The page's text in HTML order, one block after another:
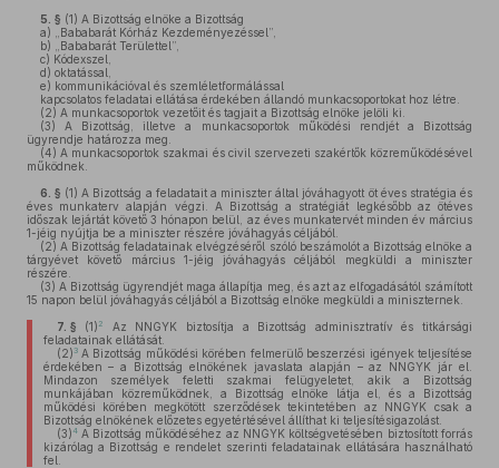
5. § (1) A Bizottság elnöke a Bizottság
a) „Bababarát Kórház Kezdeményezéssel”,
b) „Bababarát Területtel”,
c) Kódexszel,
d) oktatással,
e) kommunikációval és szemléletformálással
kapcsolatos feladatai ellátása érdekében állandó munkacsoportokat hoz létre.
(2) A munkacsoportok vezetőit és tagjait a Bizottság elnöke jelöli ki.
(3) A Bizottság, illetve a munkacsoportok működési rendjét a Bizottság
ügyrendje határozza meg.
(4) A munkacsoportok szakmai és civil szervezeti szakértők közreműködésével
működnek.
6. § (1) A Bizottság a feladatait a miniszter által jóváhagyott öt éves stratégia és
éves munkaterv alapján végzi. A Bizottság a stratégiát legkésőbb az ötéves
időszak lejártát követő 3 hónapon belül, az éves munkatervét minden év március
1-jéig nyújtja be a miniszter részére jóváhagyás céljából.
(2) A Bizottság feladatainak elvégzéséről szóló beszámolót a Bizottság elnöke a
tárgyévet követő március 1-jéig jóváhagyás céljából megküldi a miniszter
részére.
(3) A Bizottság ügyrendjét maga állapítja meg, és azt az elfogadásától számított
15 napon belül jóváhagyás céljából a Bizottság elnöke megküldi a miniszternek.
7. § (1) 2
Az NNGYK biztosítja a Bizottság adminisztratív és titkársági
feladatainak ellátását.
(2) 3A Bizottság működési körében felmerülő beszerzési igények teljesítése
érdekében – a Bizottság elnökének javaslata alapján – az NNGYK jár el.
Mindazon személyek feletti szakmai felügyeletet, akik a Bizottság
munkájában közreműködnek, a Bizottság elnöke látja el, és a Bizottság
működési körében megkötött szerződések tekintetében az NNGYK csak a
Bizottság elnökének előzetes egyetértésével állíthat ki teljesítésigazolást.
(3)4A Bizottság működéséhez az NNGYK költségvetésében biztosított forrás
kizárólag a Bizottság e rendelet szerinti feladatainak ellátására használható
fel.